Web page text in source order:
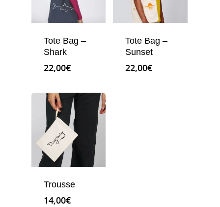
Tote Bag –
Shark
22,00€
Tote Bag –
Sunset
22,00€
Trousse
14,00€